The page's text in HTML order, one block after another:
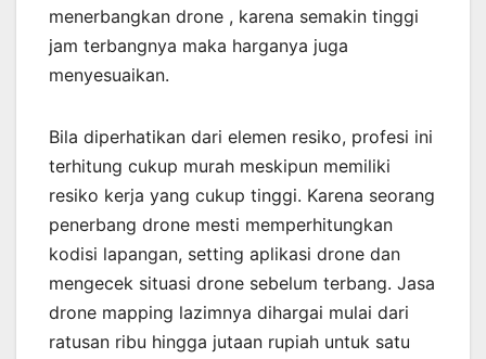
menerbangkan drone , karena semakin tinggi
jam terbangnya maka harganya juga
menyesuaikan.
Bila diperhatikan dari elemen resiko, profesi ini
terhitung cukup murah meskipun memiliki
resiko kerja yang cukup tinggi. Karena seorang
penerbang drone mesti memperhitungkan
kodisi lapangan, setting aplikasi drone dan
mengecek situasi drone sebelum terbang. Jasa
drone mapping lazimnya dihargai mulai dari
ratusan ribu hingga jutaan rupiah untuk satu